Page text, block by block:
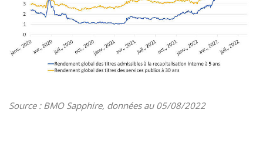
Source : BMO Sapphire, données au 05/08/2022